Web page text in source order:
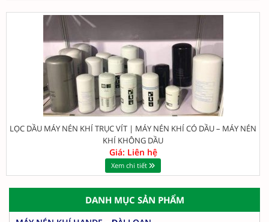
LỌC DẦU MÁY NÉN KHÍ TRỤC VÍT | MÁY NÉN KHÍ CÓ DẦU – MÁY NÉN
KHÍ KHÔNG DẦU
Giá: Liên hệ
Xem chi tiết
DANH MỤC SẢN PHẨM